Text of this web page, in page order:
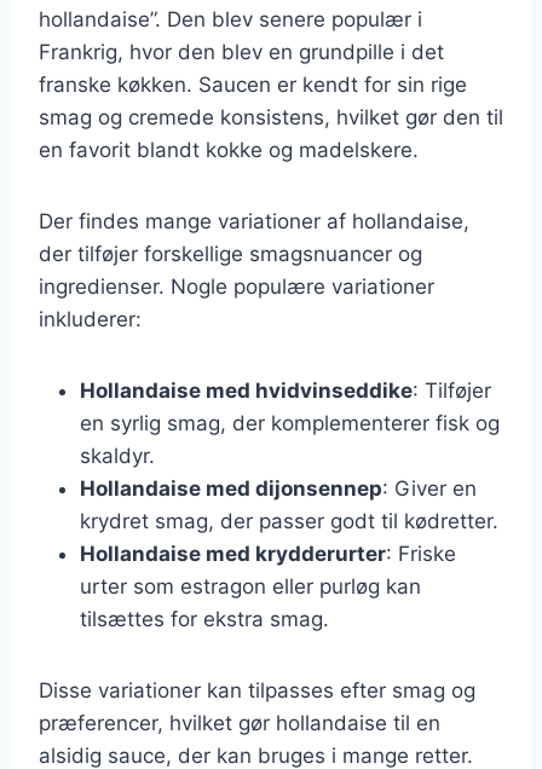
hollandaise”. Den blev senere populær i
Frankrig, hvor den blev en grundpille i det
franske køkken. Saucen er kendt for sin rige
smag og cremede konsistens, hvilket gør den til
en favorit blandt kokke og madelskere.
Der findes mange variationer af hollandaise,
der tilføjer forskellige smagsnuancer og
ingredienser. Nogle populære variationer
inkluderer:
Hollandaise med hvidvinseddike: Tilføjer
en syrlig smag, der komplementerer fisk og
skaldyr.
Hollandaise med dijonsennep: Giver en
krydret smag, der passer godt til kødretter.
Hollandaise med krydderurter: Friske
urter som estragon eller purløg kan
tilsættes for ekstra smag.
Disse variationer kan tilpasses efter smag og
præferencer, hvilket gør hollandaise til en
alsidig sauce, der kan bruges i mange retter.